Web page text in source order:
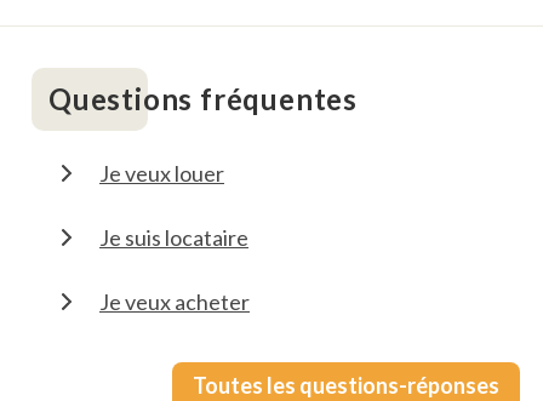
Questions fréquentes
Je veux louer
Je suis locataire
Je veux acheter
Toutes les questions-réponses